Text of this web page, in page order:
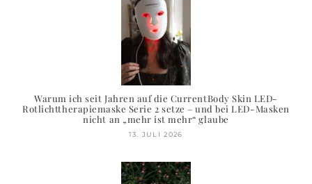
Warum ich seit Jahren auf die CurrentBody Skin LED-
Rotlichttherapiemaske Serie 2 setze – und bei LED-Masken
nicht an „mehr ist mehr“ glaube
13. JULI 2026